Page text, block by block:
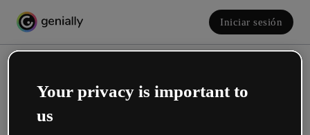
Iniciar sesión
Your privacy is important to
us